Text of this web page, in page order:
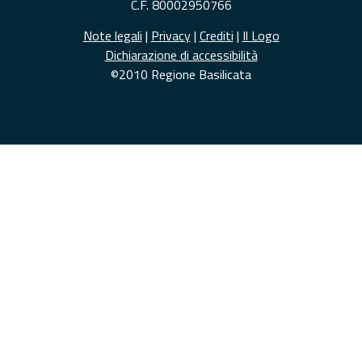
C.F. 80002950766
Note legali | Privacy| Crediti | Il Logo
Dichiarazione di accessibilità
©2010 Regione Basilicata